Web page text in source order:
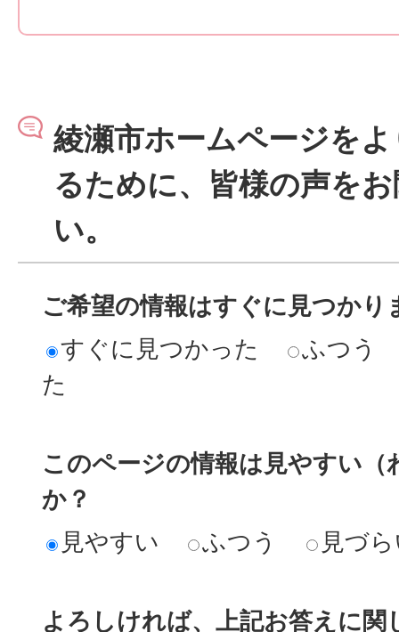
綾瀬市ホームページを
るために、皆様の声を
い。
ご希望の情報はすぐに見つかり
すぐに見つかった
ふつう
た
このページの情報は見やすい
か？
見やすい
ふつう 見づ
よろしければ、上記お答えに関